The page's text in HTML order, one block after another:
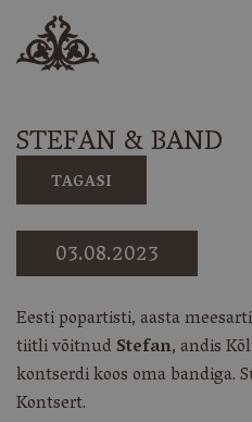
STEFAN & BAND
TAGASI
03.08.2023
Eesti popartisti, aasta
tiitli võitnudStefan, andis
kontserdi koos oma bandiga.
Kontsert.